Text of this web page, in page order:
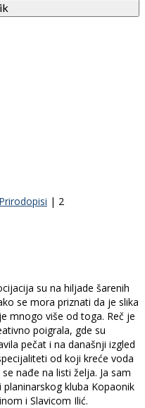
Prirodopisi | 2
su na hiljade šarenih
se mora priznati da je slika
mnogo više od toga. Reč je
poigrala, gde su
pečat i na današnji izgled
od koji kreće voda
nađe na listi želja. Ja sam
kluba Kopaonik
i Slavicom Ilić.